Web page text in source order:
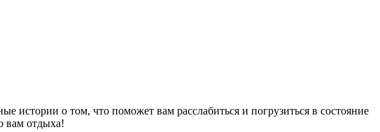
истории о том, что поможет вам расслабиться и погрузиться в состояние
вам отдыха!